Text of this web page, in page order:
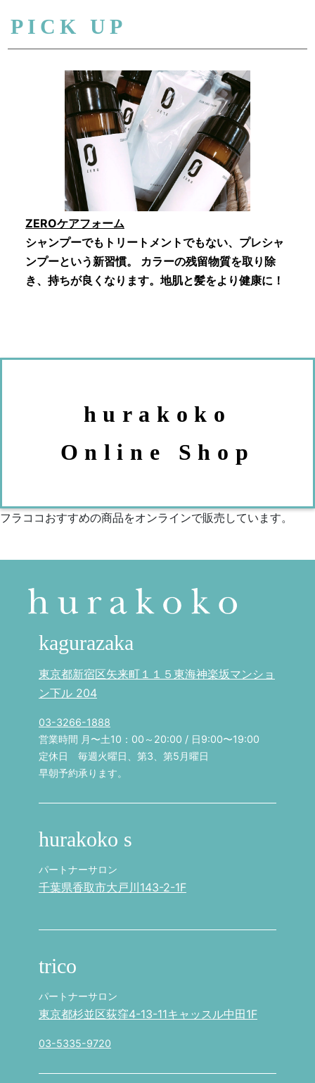
PICK UP
ZEROケアフォーム
シャンプーでもトリートメントでもない、プレシャ
ンプーという新習慣。 カラーの残留物質を取り除
き、持ちが良くなります。地肌と髪をより健康に！
hurakoko
Online Shop
フラココおすすめの商品をオンラインで販売しています。
kagurazaka
東京都新宿区矢来町１１５東海神楽坂マンショ
ン下ル 204
03-3266-1888
営業時間 月〜土10：00～20:00 / 日9:00〜19:00
定休日 毎週火曜日、第3、第5月曜日
早朝予約承ります。
hurakoko s
パートナーサロン
千葉県香取市大戸川143-2-1F
trico
パートナーサロン
東京都杉並区荻窪4-13-11キャッスル中田1F
03-5335-9720